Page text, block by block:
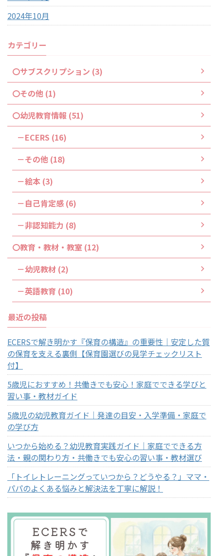
2024年10月
カテゴリー
〇サブスクリプション (3)
〇その他 (1)
〇幼児教育情報 (51)
－ECERS (16)
－その他 (18)
－絵本 (3)
－自己肯定感 (6)
－非認知能力 (8)
〇教育・教材・教室 (12)
－幼児教材 (2)
－英語教育 (10)
最近の投稿
ECERSで解き明かす『保育の構造』の重要性｜安定した質
の保育を支える裏側【保育園選びの見学チェックリスト
付】
5歳児におすすめ！共働きでも安心！家庭でできる学びと
習い事・教材ガイド
5歳児の幼児教育ガイド｜発達の目安・入学準備・家庭で
の学び方
いつから始める？幼児教育実践ガイド｜家庭でできる方
法・親の関わり方・共働きでも安心の習い事・教材選び
「トイレトレーニングっていつから？どうやる？」ママ・
パパのよくある悩みと解決法を丁寧に解説！